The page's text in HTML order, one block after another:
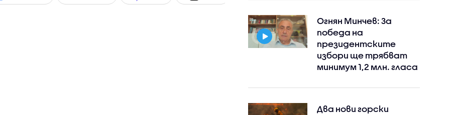
Огнян Минчев: За
победа на
президентските
избори ще трябват
минимум 1,2 млн. гласа
Два нови горски